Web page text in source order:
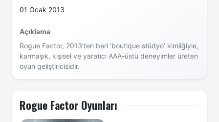
01 Ocak 2013
Açıklama
Rogue Factor, 2013’ten beri ‘boutique stüdyo’ kimliğiyle,
karmaşık, kişisel ve yaratıcı AAA-üstü deneyimler üreten
oyun geliştiricisidir.
Rogue Factor Oyunları